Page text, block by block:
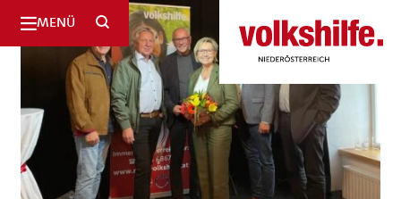
MENÜ SUCHE Niederösterreich